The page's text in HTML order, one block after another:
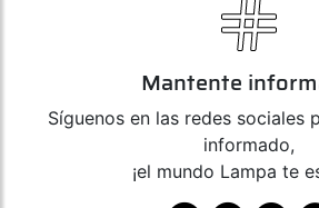
Mantente
Síguenos en las redes sociales
informado,
¡el mundo Lampa te